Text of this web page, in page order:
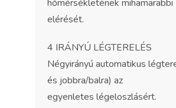
hőmérsékletének mihamarabbi
elérését.
4 IRÁNYÚ LÉGTERELÉS
Négyirányú automatikus
és jobbra/balra) az
egyenletes légeloszlásért.